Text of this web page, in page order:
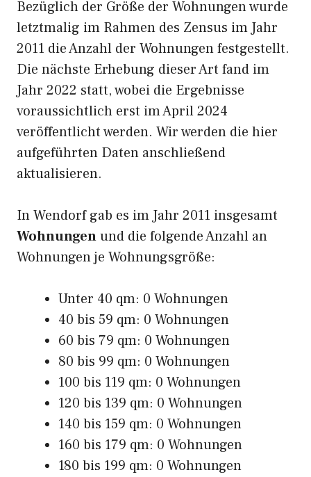
Bezüglich der Größe der Wohnungen wurde
letztmalig im Rahmen des Zensus im Jahr
2011 die Anzahl der Wohnungen festgestellt.
Die nächste Erhebung dieser Art fand im
Jahr 2022 statt, wobei die Ergebnisse
voraussichtlich erst im April 2024
veröffentlicht werden. Wir werden die hier
aufgeführten Daten anschließend
aktualisieren.
In Wendorf gab es im Jahr 2011 insgesamt
Wohnungenund die folgende Anzahl an
Wohnungen je Wohnungsgröße:
Unter 40 qm: 0 Wohnungen
40 bis 59 qm: 0 Wohnungen
60 bis 79 qm: 0 Wohnungen
80 bis 99 qm: 0 Wohnungen
100 bis 119 qm: 0 Wohnungen
120 bis 139 qm: 0 Wohnungen
140 bis 159 qm: 0 Wohnungen
160 bis 179 qm: 0 Wohnungen
180 bis 199 qm: 0 Wohnungen